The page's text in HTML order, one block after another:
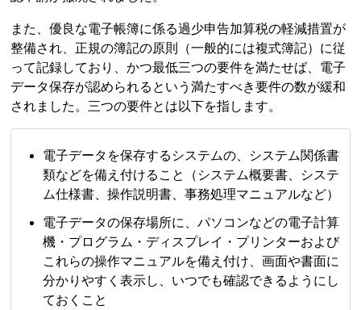
また、優良な電子帳簿に係る過少申告加算税の軽減措置が
整備され、正規の簿記の原則（一般的には複式簿記）に従
って記録しており、かつ最低三つの要件を満たせば、電子
データ保存が認められるという満たすべき要件の数が緩和
されました。三つの要件とは以下を指します。
電子データを保存するシステムの、システム関係書
類などを備え付けること（システム概要書、システ
ム仕様書、操作説明書、事務処理マニュアルなど）
電子データの保存場所に、パソコンなどの電子計算
機・プログラム・ディスプレイ・プリンターおよび
これらの操作マニュアルを備え付け、画面や書面に
分かりやすく表示し、いつでも確認できるようにし
ておくこと